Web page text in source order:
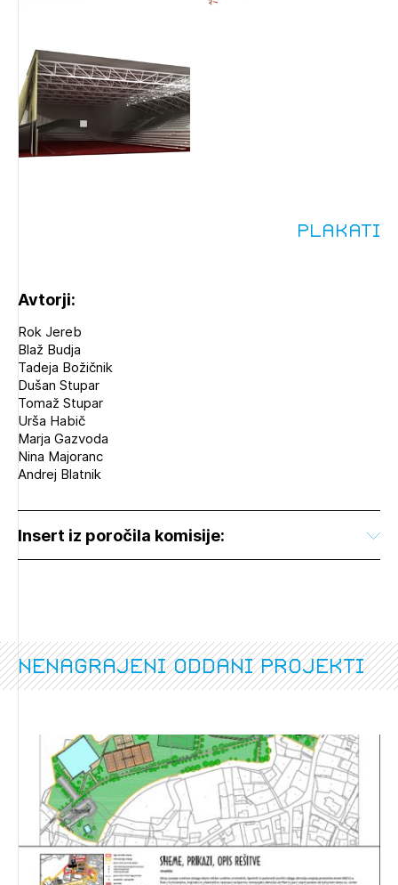
Plakati
Avtorji:
Rok Jereb
Blaž Budja
Tadeja Božičnik
Dušan Stupar
Tomaž Stupar
Urša Habič
Marja Gazvoda
Nina Majoranc
Andrej Blatnik
Insert iz poročila komisije:
nenagrajeni oddani projekti